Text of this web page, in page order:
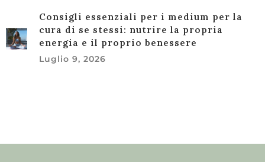
Consigli essenziali per i medium per la
cura di se stessi: nutrire la propria
energia e il proprio benessere
Luglio 9, 2026